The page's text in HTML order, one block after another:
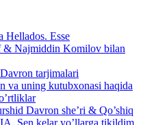
Esse
& Najmiddin Komilov bilan
tarjimalari
va uning kutubxonasi haqida
Davron she’ri & Qo’shiq